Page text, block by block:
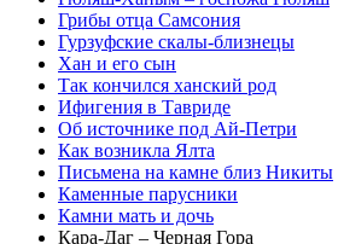
Грибы отца Самсония
Гурзуфские скалы-близнецы
Хан и его сын
Так кончился ханский род
Ифигения в Тавриде
Об источнике под Ай-Петри
Как возникла Ялта
Письмена на камне близ Никиты
Каменные парусники
Камни мать и дочь
Кара-Даг – Черная Гора